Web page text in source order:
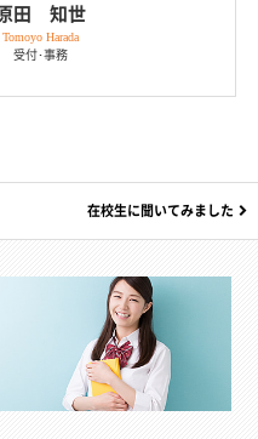
全運転ができるよう一緒にがん
う。
田 知世
Tomoyo Harada
受付･事務
在校生に聞いてみました